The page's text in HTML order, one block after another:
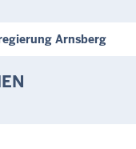
Arnsberg